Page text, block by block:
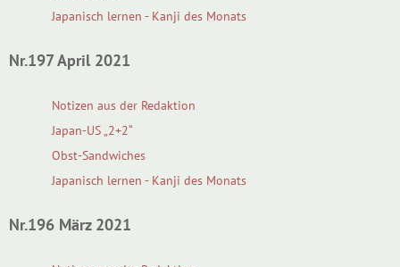
Japanisch lernen - Kanji des Monats
Nr.197 April 2021
Notizen aus der Redaktion
Japan-US „2+2“
Obst-Sandwiches
Japanisch lernen - Kanji des Monats
Nr.196 März 2021